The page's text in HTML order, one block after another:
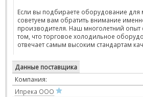
Если вы подбираете оборудование для
советуем вам обратить внимание
производителя. Наш многолетний опыт
том, что торговое холодильное
отвечает самым высоким стандартам
Данные поставщика
Компания:
Ипрека ООО